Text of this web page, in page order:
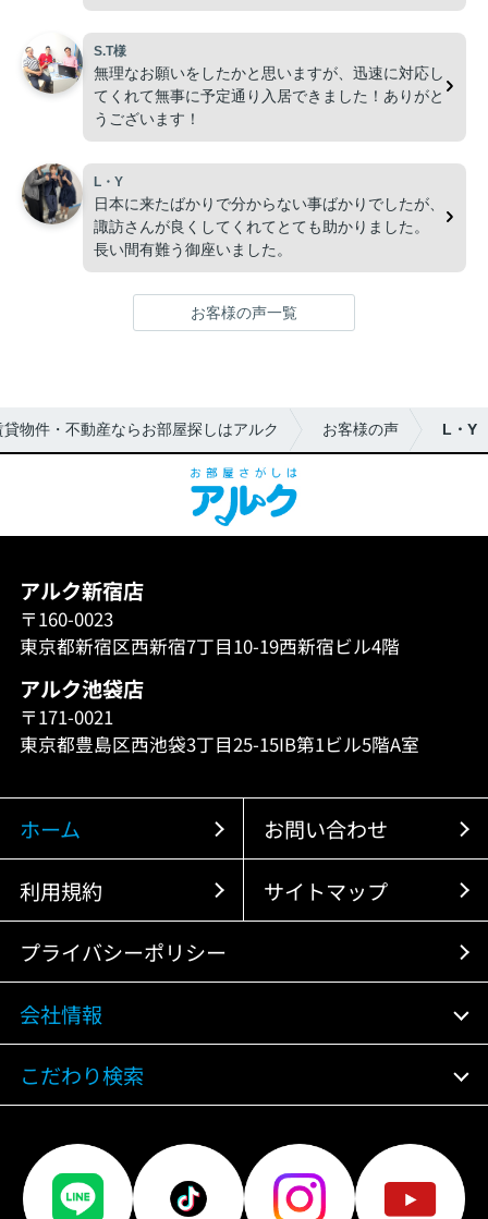
この度は本当に有難う御座いました！
S.T様
無理なお願いをしたかと思いますが、迅速に対応し
てくれて無事に予定通り入居できました！ありがと
うございます！
L・Y
日本に来たばかりで分からない事ばかりでしたが、
諏訪さんが良くしてくれてとても助かりました。
長い間有難う御座いました。
お客様の声一覧
物件・不動産ならお部屋探しはアルク お客様の声 L・Y
アルク新宿店
〒160-0023
東京都新宿区西新宿7丁目10-19西新宿ビル4階
アルク池袋店
〒171-0021
東京都豊島区西池袋3丁目25-15IB第1ビル5階A室
ホーム お問い合わせ
利用規約 サイトマップ
プライバシーポリシー
会社情報
こだわり検索